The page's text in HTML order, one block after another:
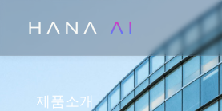
츠
제품소개